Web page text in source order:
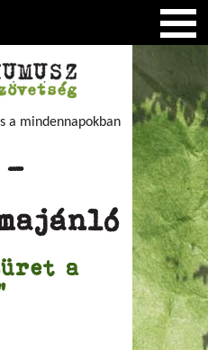
a mindennapokban
-
a